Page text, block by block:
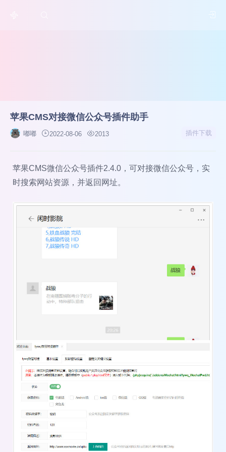
苹果CMS对接微信公众号插件助手
嘟嘟 2022-08-06 2013 插件下载
苹果CMS微信公众号插件2.4.0，可对接微信公众号，实
时搜索网站资源，并返回网址。